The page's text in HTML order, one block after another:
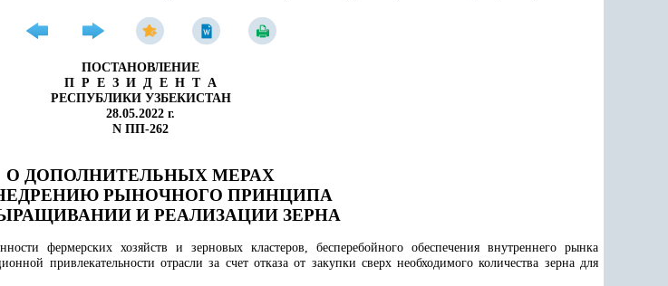
ПОСТАНОВЛЕНИЕ
П Р Е З И Д Е Н Т А
РЕСПУБЛИКИ УЗБЕКИСТАН
28.05.2022 г.
N ПП-262
О ДОПОЛНИТЕЛЬНЫХ МЕРАХ
РЫНОЧНОГО ПРИНЦИПА
И РЕАЛИЗАЦИИ ЗЕРНА
фермерских хозяйств и зерновых кластеров, бесперебойного обеспечения внутреннего рынка
привлекательности отрасли за счет отказа от закупки сверх необходимого количества зерна для